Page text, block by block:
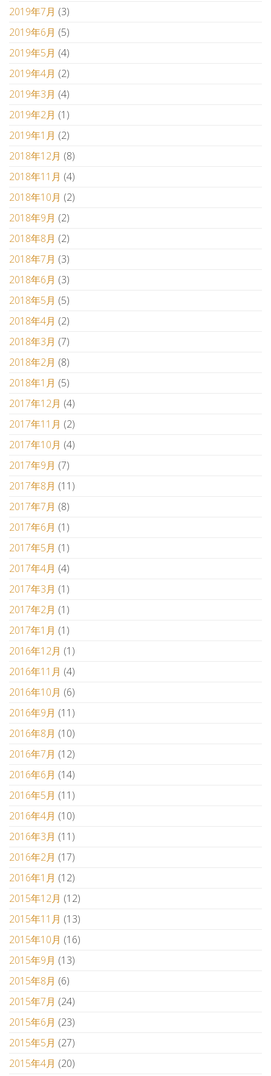
2019年7月 (3)
2019年6月 (5)
2019年5月 (4)
2019年4月 (2)
2019年3月 (4)
2019年2月 (1)
2019年1月 (2)
2018年12月 (8)
2018年11月 (4)
2018年10月 (2)
2018年9月 (2)
2018年8月 (2)
2018年7月 (3)
2018年6月 (3)
2018年5月 (5)
2018年4月 (2)
2018年3月 (7)
2018年2月 (8)
2018年1月 (5)
2017年12月 (4)
2017年11月 (2)
2017年10月 (4)
2017年9月 (7)
2017年8月 (11)
2017年7月 (8)
2017年6月 (1)
2017年5月 (1)
2017年4月 (4)
2017年3月 (1)
2017年2月 (1)
2017年1月 (1)
2016年12月 (1)
2016年11月 (4)
2016年10月 (6)
2016年9月 (11)
2016年8月 (10)
2016年7月 (12)
2016年6月 (14)
2016年5月 (11)
2016年4月 (10)
2016年3月 (11)
2016年2月 (17)
2016年1月 (12)
2015年12月 (12)
2015年11月 (13)
2015年10月 (16)
2015年9月 (13)
2015年8月 (6)
2015年7月 (24)
2015年6月 (23)
2015年5月 (27)
2015年4月 (20)